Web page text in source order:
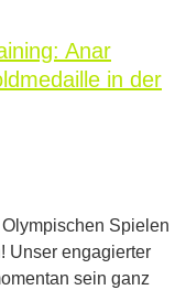
Anar
in der
Spielen
Unser engagierter
sein ganz